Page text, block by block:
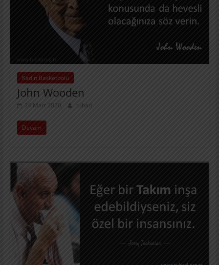
Kadın Basketbolu
John Wooden
24 Mart 2020 tubad
Devam